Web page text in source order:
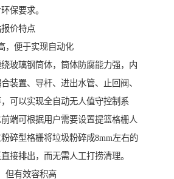
保要求。
价特点
，便于实现自动化
玻璃钢筒体，筒体防腐能力强，内
装置、导杆、进出水管、止回阀、
可以实现全自动无人值守控制系
端可根据用户需要设置提篮格栅人
碎型格栅将垃圾粉碎成8mm左右的
接排出，而无需人工打捞清理。
但有效容积高